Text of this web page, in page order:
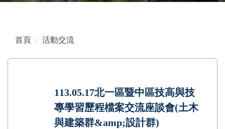
首頁 活動交流
113.05.17北一區暨中區技高與技
專學習歷程檔案交流座談會(土木
與建築群&amp;設計群)